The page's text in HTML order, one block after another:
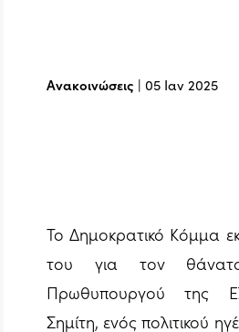
Ανακοινώσεις |05 Ιαν 2025
Το Δημοκρατικό Κόμμα
του για τον
Πρωθυπουργού της
Σημίτη, ενός πολιτικού